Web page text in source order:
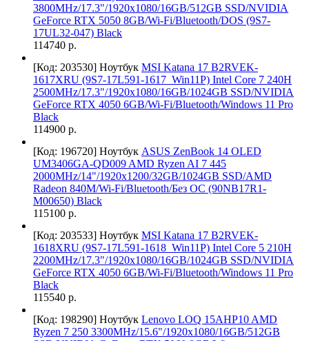
3800MHz/17.3"/1920x1080/16GB/512GB SSD/NVIDIA
GeForce RTX 5050 8GB/Wi-Fi/Bluetooth/DOS (9S7-
17UL32-047) Black
114740 р.
[Код: 203530] Ноутбук MSI Katana 17 B2RVEK-
1617XRU (9S7-17L591-1617_Win11P) Intel Core 7 240H
2500MHz/17.3"/1920x1080/16GB/1024GB SSD/NVIDIA
GeForce RTX 4050 6GB/Wi-Fi/Bluetooth/Windows 11 Pro
Black
114900 р.
[Код: 196720] Ноутбук ASUS ZenBook 14 OLED
UM3406GA-QD009 AMD Ryzen AI 7 445
2000MHz/14"/1920х1200/32GB/1024GB SSD/AMD
Radeon 840M/Wi-Fi/Bluetooth/Без ОС (90NB17R1-
M00650) Black
115100 р.
[Код: 203533] Ноутбук MSI Katana 17 B2RVEK-
1618XRU (9S7-17L591-1618_Win11P) Intel Core 5 210H
2200MHz/17.3"/1920x1080/16GB/1024GB SSD/NVIDIA
GeForce RTX 4050 6GB/Wi-Fi/Bluetooth/Windows 11 Pro
Black
115540 р.
[Код: 198290] Ноутбук Lenovo LOQ 15AHP10 AMD
Ryzen 7 250 3300MHz/15.6"/1920x1080/16GB/512GB